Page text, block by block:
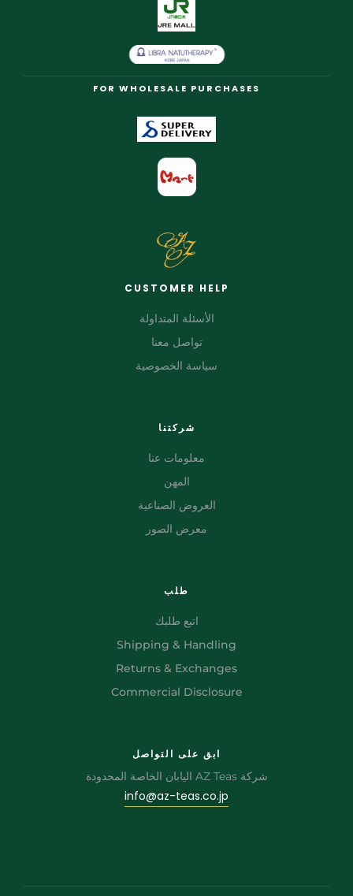
FOR WHOLESALE PURCHASES
CUSTOMER HELP
الأسئلة المتداولة
تواصل معنا
سياسة الخصوصية
شركتنا
معلومات عنا
المهن
العروض الصناعية
معرض الصور
طلب
اتبع طلبك
Shipping & Handling
Returns & Exchanges
Commercial Disclosure
ابق على التواصل
شركة AZ Teas اليابان الخاصة المحدودة
info@az-teas.co.jp